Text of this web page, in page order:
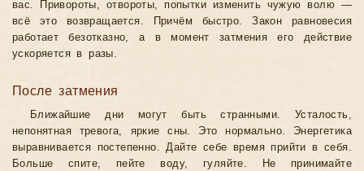
вас. Привороты, отвороты, попытки изменить чужую волю —
всё это возвращается. Причём быстро. Закон равновесия
работает безотказно, а в момент затмения его действие
ускоряется в разы.
После затмения
Ближайшие дни могут быть странными. Усталость,
непонятная тревога, яркие сны. Это нормально. Энергетика
выравнивается постепенно. Дайте себе время прийти в себя.
Больше спите, пейте воду, гуляйте. Не принимайте